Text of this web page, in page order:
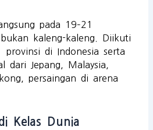
pada 19–21
kaleng-kaleng. Diikuti
di Indonesia serta
dari Jepang, Malaysia,
persaingan di arena
Kelas Dunia